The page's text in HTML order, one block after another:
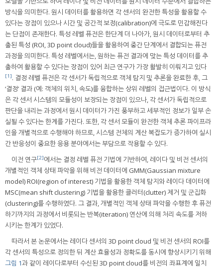
방식을 의미한다. 원시 데이터를 활용하면 각 센서의 완전한 특성을 활용할 수
있다는 장점이 있으나 시간 및 공간적 보정(calibration)에 극도로 민감해진다
는 단점이 존재한다. 특성 레벨 퓨전은 한단계 더 나아가, 원시 데이터로부터 추
출된 특성 (ROI, 3D point cloud)들을 활용하여 중간 단계에서 결합되는 퓨전
과정을 의미한다. 특성 레벨에서는, 원하는 퓨전 결과에 맞는 특성 데이터를 추
출하여 활용할 수 있다는 장점이 있어 최근 연구가 가장 활발히 이뤄지고 있다
[1]. 결정 레벨 퓨전은 각 센서가 독립적으로 객체 탐지 및 추론을 완료한 후, 그
‘결정’ 결과 (예: 객체의 위치, 속도)를 융합하는 상위 레벨의 접근법이다. 이 방식
은 각 센서 시스템의 모듈성이 보장되는 장점이 있으나, 각 센서가 독립적으로
판단을 내리는 과정에서 원시 데이터가 가진 풍부하고 세부적인 정보가 일부 손
실될 수 있다는 한계를 가진다. 또한, 각 센서 모듈이 완전한 객체 추론 파이프라
인을 개별적으로 수행해야 하므로, 시스템 전체의 계산 복잡도가 증가하여 실시
간 반응성이 중요한 응용 분야에서는 부담으로 작용할 수 있다.
이전 연구[2]에서는 결정 레벨 퓨전 기법에 기반하여, 레이다 및 비전 센서의
개별적인 객체 상태 파악을 위해 비전 데이터에 GMM(Gaussian mixture
model) ROI(region of interest) 기법을 활용한 객체 탐지와 레이다 데이터에
MSC(mean shift clustering) 기법을 활용한 클러터(clutter) 제거 및 군집화
(clustering)를 수행하였다. 그 결과, 개별적인 객체 상태 파악을 수행한 후 퓨전
하기까지의 과정에서 비롯되는 반복(iteration) 연산에 의해 처리 속도를 저하
시키는 한계가 있었다.
따라서 본 논문에서는 레이다 센서의 3D point cloud 및 비전 센서의 ROI를
각 센서의 특성으로 정의한 뒤 계산 효율성과 정확도를 동시에 향상시키기 위해
그림 1과 같이 레이다로부터 수신된 3D point cloud를 비전의 좌표계에 일치